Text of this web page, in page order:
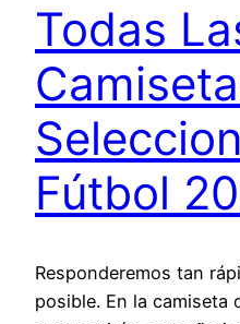
Todas
Fútbol
Responderemos tan
posible. En la camiseta